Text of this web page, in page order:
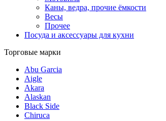
Каны, ведра, прочие ёмкости
Весы
Прочее
Посуда и аксессуары для кухни
Торговые марки
Abu Garcia
Aigle
Akara
Alaskan
Black Side
Chiruca